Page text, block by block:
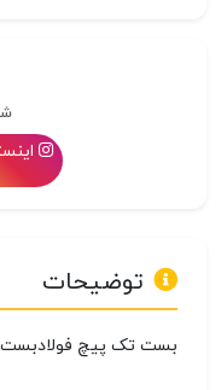
توضیحات
بست تک پیچ فولادبست